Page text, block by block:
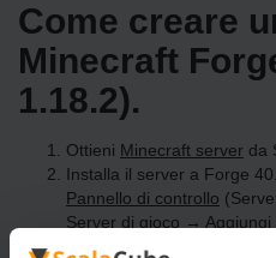
Come creare
Minecraft
1.18.2).
Ottieni Minecraft server da
Installa il server a Forge
Pannello di controllo
Server di gioco →
40.1.87 (MC 1.18.2))